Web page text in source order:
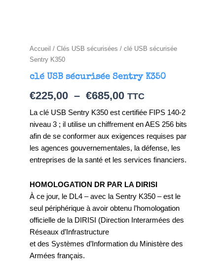
Accueil / Clés USB sécurisées / clé USB sécurisée
Sentry K350
clé USB sécurisée Sentry K350
€225,00 – €685,00 TTC
La clé USB Sentry K350 est certifiée FIPS 140-2
niveau 3 ; il utilise un chiffrement en AES 256 bits
afin de se conformer aux exigences requises par
les agences gouvernementales, la défense, les
entreprises de la santé et les services financiers.
HOMOLOGATION DR PAR LA DIRISI
À ce jour, le DL4 – avec la Sentry K350 – est le
seul périphérique à avoir obtenu l’homologation
officielle de la DIRISI (Direction Interarmées des
Réseaux d’Infrastructure
et des Systèmes d’Information du Ministère des
Armées français.